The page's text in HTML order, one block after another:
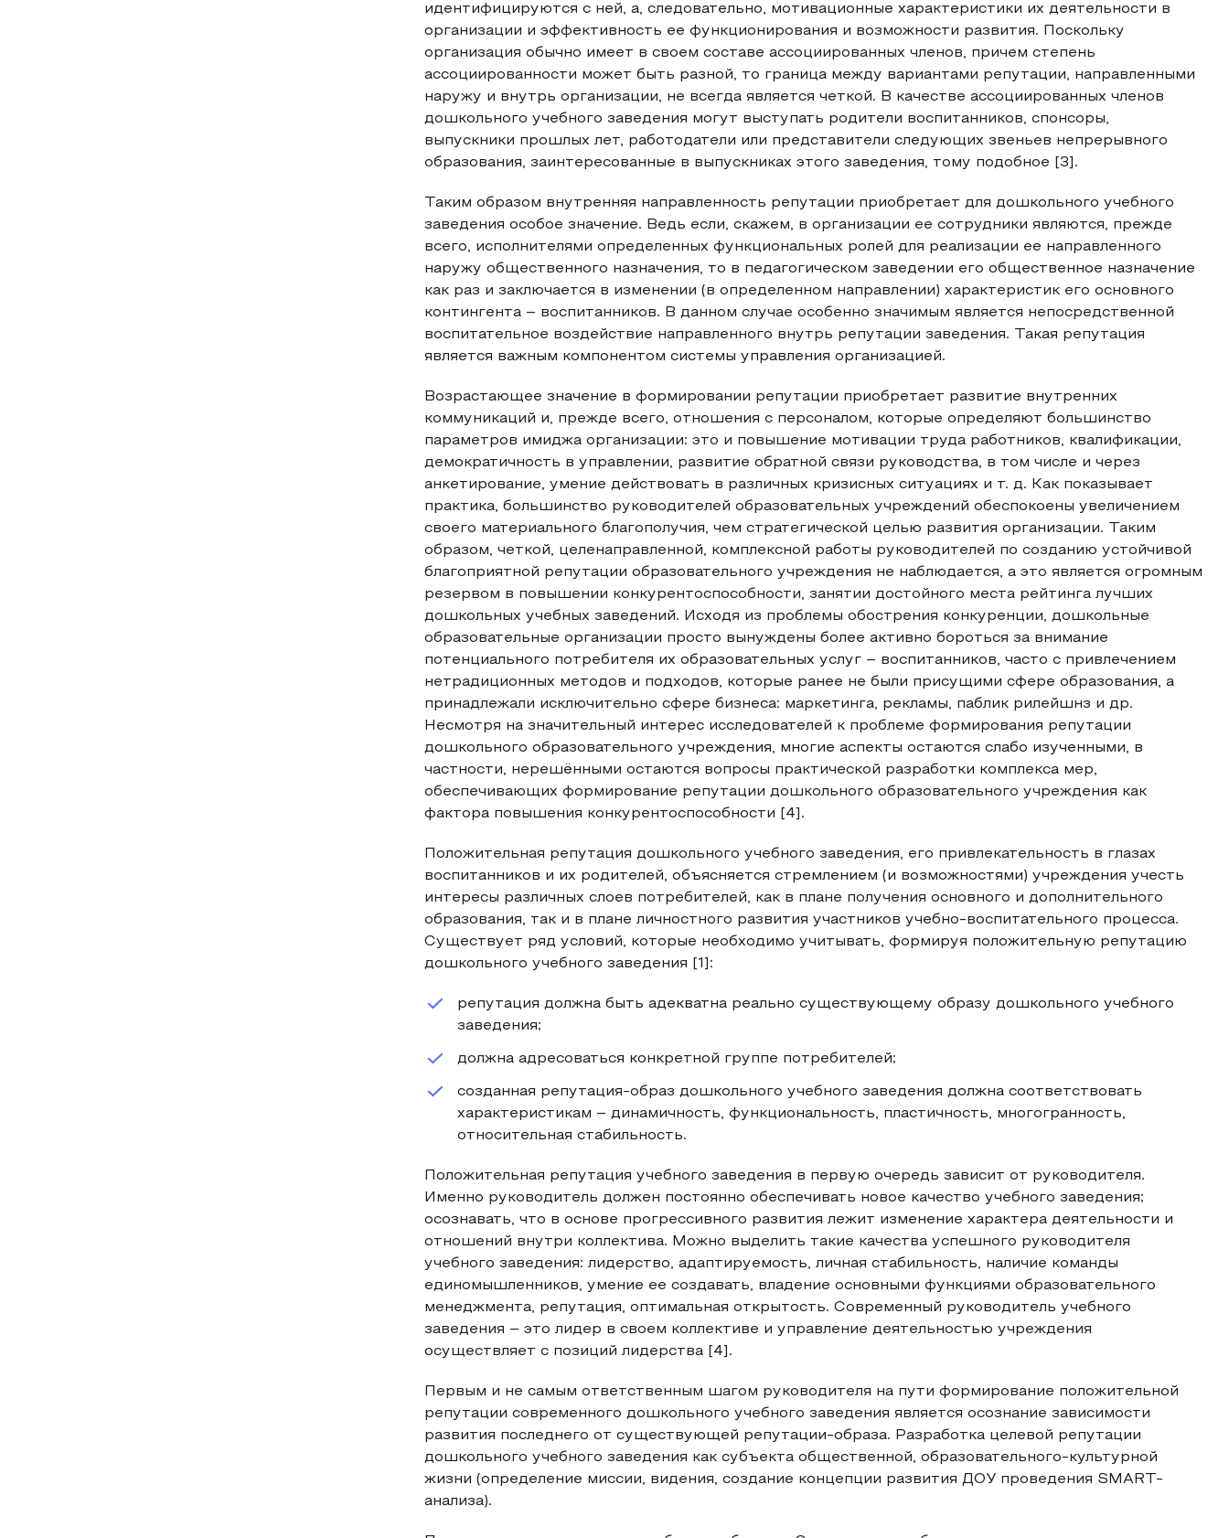
идентифицируются с ней, а, следовательно, мотивационные характеристики их деятельности в
организации и эффективность ее функционирования и возможности развития. Поскольку
организация обычно имеет в своем составе ассоциированных членов, причем степень
ассоциированности может быть разной, то граница между вариантами репутации, направленными
наружу и внутрь организации, не всегда является четкой. В качестве ассоциированных членов
дошкольного учебного заведения могут выступать родители воспитанников, спонсоры,
выпускники прошлых лет, работодатели или представители следующих звеньев непрерывного
образования, заинтересованные в выпускниках этого заведения, тому подобное [3].
Таким образом внутренняя направленность репутации приобретает для дошкольного учебного
заведения особое значение. Ведь если, скажем, в организации ее сотрудники являются, прежде
всего, исполнителями определенных функциональных ролей для реализации ее направленного
наружу общественного назначения, то в педагогическом заведении его общественное назначение
как раз и заключается в изменении (в определенном направлении) характеристик его основного
контингента – воспитанников. В данном случае особенно значимым является непосредственной
воспитательное воздействие направленного внутрь репутации заведения. Такая репутация
является важным компонентом системы управления организацией.
Возрастающее значение в формировании репутации приобретает развитие внутренних
коммуникаций и, прежде всего, отношения с персоналом, которые определяют большинство
параметров имиджа организации: это и повышение мотивации труда работников, квалификации,
демократичность в управлении, развитие обратной связи руководства, в том числе и через
анкетирование, умение действовать в различных кризисных ситуациях и т. д. Как показывает
практика, большинство руководителей образовательных учреждений обеспокоены увеличением
своего материального благополучия, чем стратегической целью развития организации. Таким
образом, четкой, целенаправленной, комплексной работы руководителей по созданию устойчивой
благоприятной репутации образовательного учреждения не наблюдается, а это является огромным
резервом в повышении конкурентоспособности, занятии достойного места рейтинга лучших
дошкольных учебных заведений. Исходя из проблемы обострения конкуренции, дошкольные
образовательные организации просто вынуждены более активно бороться за внимание
потенциального потребителя их образовательных услуг – воспитанников, часто с привлечением
нетрадиционных методов и подходов, которые ранее не были присущими сфере образования, а
принадлежали исключительно сфере бизнеса: маркетинга, рекламы, паблик рилейшнз и др.
Несмотря на значительный интерес исследователей к проблеме формирования репутации
дошкольного образовательного учреждения, многие аспекты остаются слабо изученными, в
частности, нерешёнными остаются вопросы практической разработки комплекса мер,
обеспечивающих формирование репутации дошкольного образовательного учреждения как
фактора повышения конкурентоспособности [4].
Положительная репутация дошкольного учебного заведения, его привлекательность в глазах
воспитанников и их родителей, объясняется стремлением (и возможностями) учреждения учесть
интересы различных слоев потребителей, как в плане получения основного и дополнительного
образования, так и в плане личностного развития участников учебно-воспитательного процесса.
Существует ряд условий, которые необходимо учитывать, формируя положительную репутацию
дошкольного учебного заведения [1]:
репутация должна быть адекватна реально существующему образу дошкольного учебного
заведения;
должна адресоваться конкретной группе потребителей;
созданная репутация-образ дошкольного учебного заведения должна соответствовать
характеристикам – динамичность, функциональность, пластичность, многогранность,
относительная стабильность.
Положительная репутация учебного заведения в первую очередь зависит от руководителя.
Именно руководитель должен постоянно обеспечивать новое качество учебного заведения;
осознавать, что в основе прогрессивного развития лежит изменение характера деятельности и
отношений внутри коллектива. Можно выделить такие качества успешного руководителя
учебного заведения: лидерство, адаптируемость, личная стабильность, наличие команды
единомышленников, умение ее создавать, владение основными функциями образовательного
менеджмента, репутация, оптимальная открытость. Современный руководитель учебного
заведения – это лидер в своем коллективе и управление деятельностью учреждения
осуществляет с позиций лидерства [4].
Первым и не самым ответственным шагом руководителя на пути формирование положительной
репутации современного дошкольного учебного заведения является осознание зависимости
развития последнего от существующей репутации-образа. Разработка целевой репутации
дошкольного учебного заведения как субъекта общественной, образовательного-культурной
жизни (определение миссии, видения, создание концепции развития ДОУ проведения SMART-
анализа).